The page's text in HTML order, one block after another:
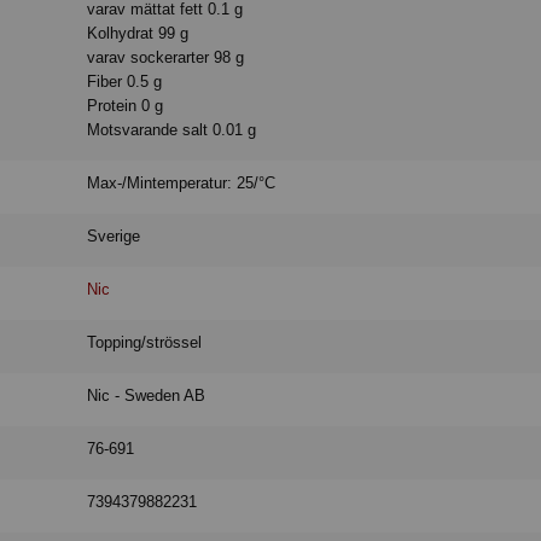
varav mättat fett 0.1 g
Kolhydrat 99 g
varav sockerarter 98 g
Fiber 0.5 g
Protein 0 g
Motsvarande salt 0.01 g
Max-/Mintemperatur: 25/°C
Sverige
Nic
Topping/strössel
Nic - Sweden AB
76-691
7394379882231